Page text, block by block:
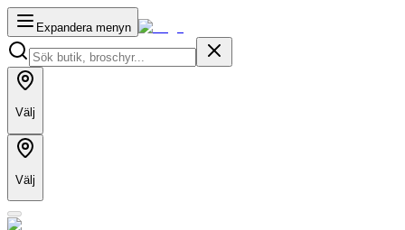
Expandera menyn
Välj
Välj